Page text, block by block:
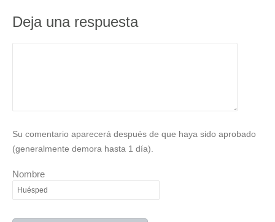
Deja una respuesta
Su comentario aparecerá después de que haya sido aprobado
(generalmente demora hasta 1 día).
Nombre